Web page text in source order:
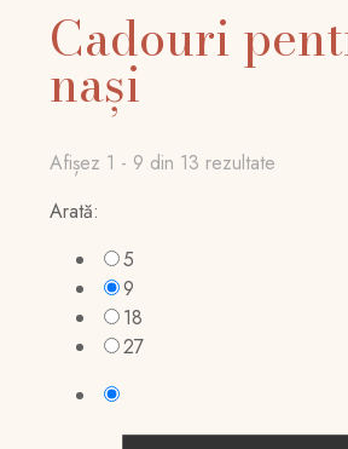
Cadouri
nași
Afișez 1 - 9 din 13 rezultate
Arată:
5
9
18
27